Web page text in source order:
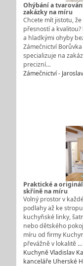
Ohýbání a
zakázky na míru
Chcete mít jistotu,
přesností a
a hladkými ohyby
Zámečnictví
specializuje na
precizní…
Zámečnictví -
Praktické a
skříně na míru
Volný prostor v
podlahy až ke
kuchyňské linky,
nebo dětského
míru od firmy
převážně v lokalitě …
Kuchyně Vladislav
kanceláře Uherské